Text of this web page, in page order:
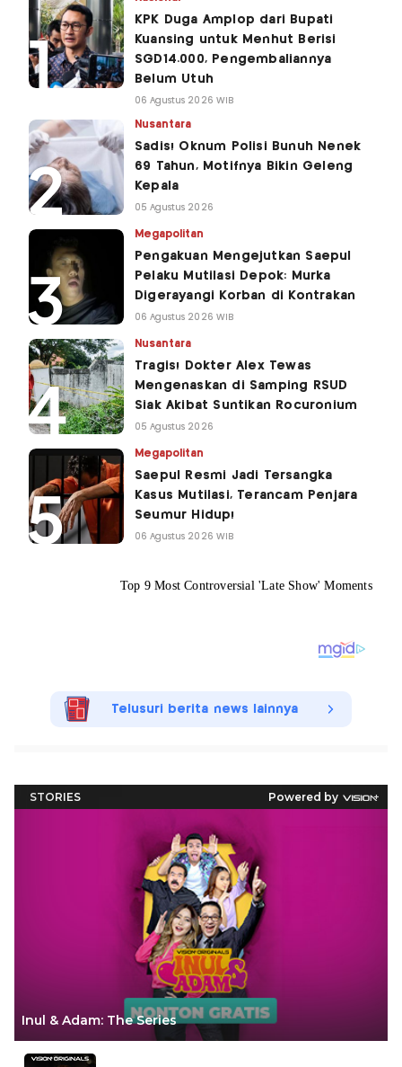
KPK Duga Amplop dari Bupati
Kuansing untuk Menhut Berisi
SGD14.000, Pengembaliannya
Belum Utuh
06 Agustus 2026 WIB
Nusantara
Sadis! Oknum Polisi Bunuh Nenek
69 Tahun, Motifnya Bikin Geleng
Kepala
05 Agustus 2026
Megapolitan
Pengakuan Mengejutkan Saepul
Pelaku Mutilasi Depok: Murka
Digerayangi Korban di Kontrakan
06 Agustus 2026 WIB
Nusantara
Tragis! Dokter Alex Tewas
Mengenaskan di Samping RSUD
Siak Akibat Suntikan Rocuronium
05 Agustus 2026
Megapolitan
Saepul Resmi Jadi Tersangka
Kasus Mutilasi, Terancam Penjara
Seumur Hidup!
06 Agustus 2026 WIB
Telusuri berita news lainnya